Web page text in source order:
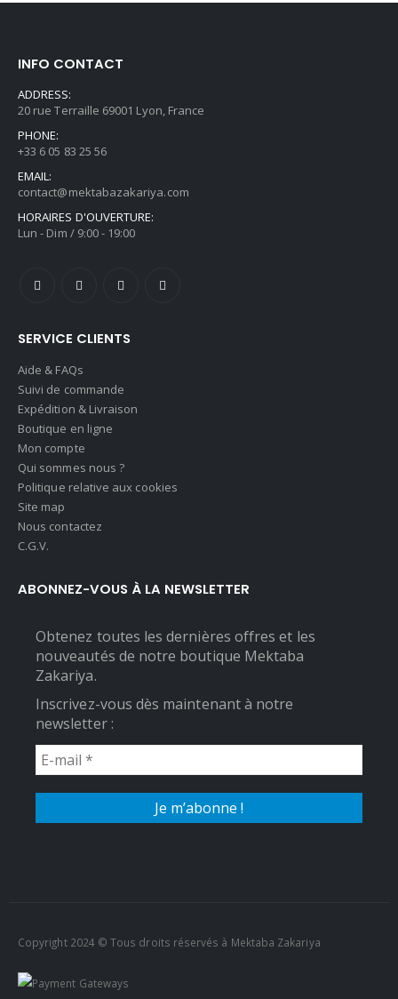
INFO CONTACT
ADDRESS:
20 rue Terraille 69001 Lyon, France
PHONE:
+33 6 05 83 25 56
EMAIL:
contact@mektabazakariya.com
HORAIRES D'OUVERTURE:
Lun - Dim / 9:00 - 19:00
SERVICE CLIENTS
Aide & FAQs
Suivi de commande
Expédition & Livraison
Boutique en ligne
Mon compte
Qui sommes nous ?
Politique relative aux cookies
Site map
Nous contactez
C.G.V.
ABONNEZ-VOUS À LA NEWSLETTER
Obtenez toutes les dernières offres et les
nouveautés de notre boutique Mektaba
Zakariya.
Inscrivez-vous dès maintenant à notre
newsletter :
Copyright 2024 © Tous droits réservés à Mektaba Zakariya